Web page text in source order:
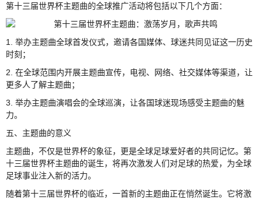
第十三届世界杯主题曲的全球推广活动将包括以下几个方面：
1. 举办主题曲全球首发仪式，邀请各国媒体、球迷共同见证这一历史
时刻；
2. 在全球范围内开展主题曲宣传，电视、网络、社交媒体等渠道，让
更多人了解主题曲；
3. 举办主题曲演唱会的全球巡演，让各国球迷现场感受主题曲的魅
力。
五、主题曲的意义
主题曲，不仅是世界杯的象征，更是全球足球爱好者的共同记忆。第
十三届世界杯主题曲的诞生，将再次激发人们对足球的热爱，为全球
足球事业注入新的活力。
随着第十三届世界杯的临近，一首新的主题曲正在悄然诞生。它将激